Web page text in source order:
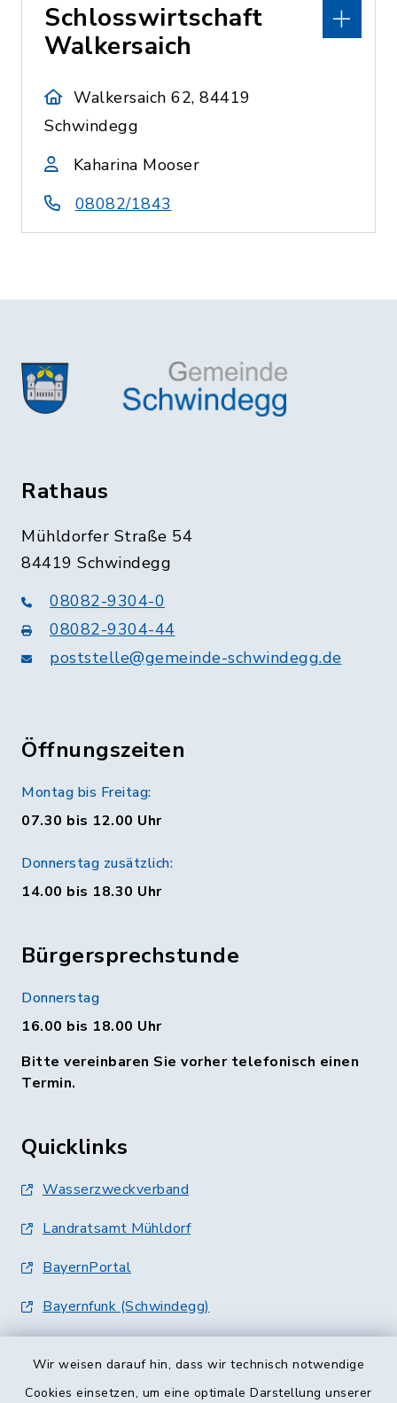
Wir weisen darauf hin, dass wir technisch notwendige
Cookies einsetzen, um eine optimale Darstellung unserer
Schlosswirtschaft
Walkersaich
Walkersaich 62, 84419
Schwindegg
Kaharina Mooser
08082/1843
Rathaus
Mühldorfer Straße 54
84419 Schwindegg
08082-9304-0
08082-9304-44
poststelle@gemeinde-schwindegg.de
Öffnungszeiten
Montag bis Freitag:
07.30 bis 12.00 Uhr
Donnerstag zusätzlich:
14.00 bis 18.30 Uhr
Bürgersprechstunde
Donnerstag
16.00 bis 18.00 Uhr
Bitte vereinbaren Sie vorher telefonisch einen
Termin.
Quicklinks
Wasserzweckverband
Landratsamt Mühldorf
BayernPortal
Bayernfunk (Schwindegg)